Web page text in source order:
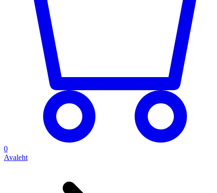
0
Avaleht